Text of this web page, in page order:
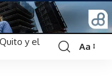
Font
Aa